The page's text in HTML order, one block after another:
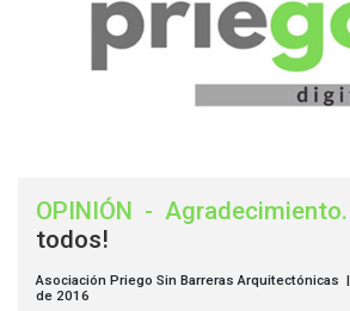
OPINIÓN - Agradecimiento.
todos!
Asociación Priego Sin Barreras
de 2016